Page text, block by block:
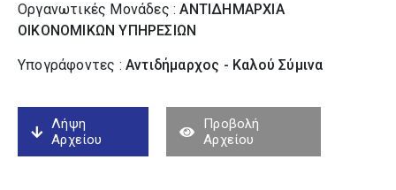
Οργανωτικές Μονάδες :ΑΝΤΙΔΗΜΑΡΧΙΑ
ΟΙΚΟΝΟΜΙΚΩΝ ΥΠΗΡΕΣΙΩΝ
Υπογράφοντες : Αντιδήμαρχος - Καλού Σύµινα
Λήψη
Αρχείου
Προβολή
Αρχείου